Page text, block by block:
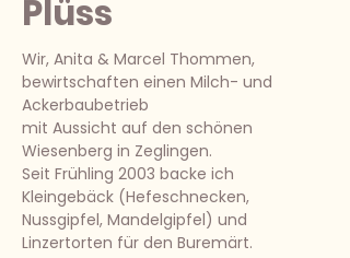
Plüss
Wir, Anita & Marcel Thommen,
bewirtschaften einen Milch- und
Ackerbaubetrieb
mit Aussicht auf den schönen
Wiesenberg in Zeglingen.
Seit Frühling 2003 backe ich
Kleingebäck (Hefeschnecken,
Nussgipfel, Mandelgipfel) und
Linzertorten für den Buremärt.